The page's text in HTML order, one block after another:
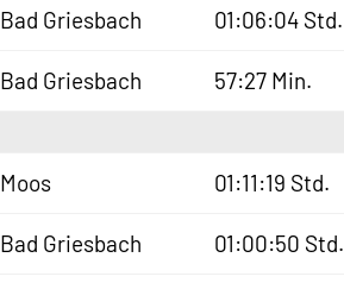
Bad Griesbach 01:06:04 Std.
Bad Griesbach 57:27 Min.
Moos 01:11:19 Std.
Bad Griesbach 01:00:50 Std.